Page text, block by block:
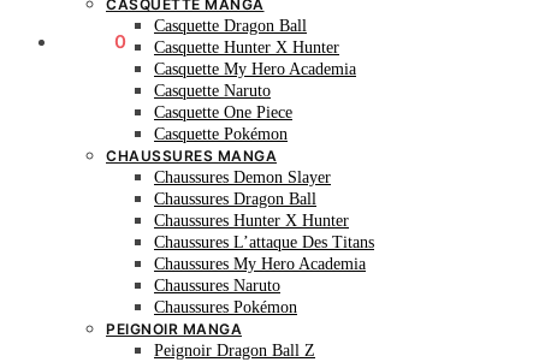
0
CASQUETTE MANGA
Casquette Dragon Ball
Casquette Hunter X Hunter
Casquette My Hero Academia
Casquette Naruto
Casquette One Piece
Casquette Pokémon
CHAUSSURES MANGA
Chaussures Demon Slayer
Chaussures Dragon Ball
Chaussures Hunter X Hunter
Chaussures L’attaque Des Titans
Chaussures My Hero Academia
Chaussures Naruto
Chaussures Pokémon
PEIGNOIR MANGA
Peignoir Dragon Ball Z